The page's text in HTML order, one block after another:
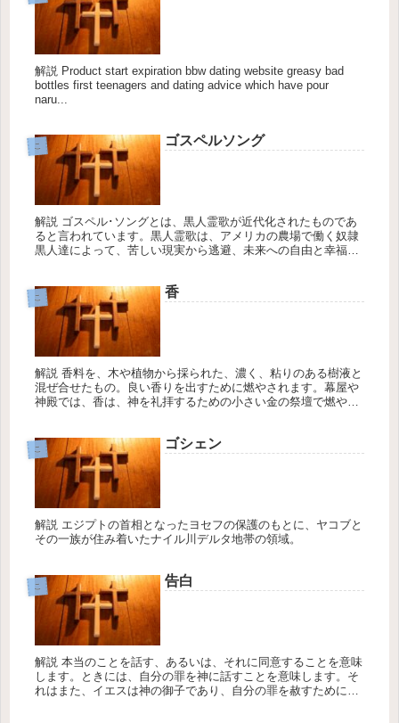
解説 Product start expiration bbw dating website greasy bad
bottles first teenagers and dating advice which have pour
naru...
こ ゴスペルソング
解説 ゴスペル･ソングとは、黒人霊歌が近代化されたものであ
ると言われています。黒人霊歌は、アメリカの農場で働く奴隷
黒人達によって、苦しい現実から逃避、未来への自由と幸福の
こ 香
解説 香料を、木や植物から採られた、濃く、粘りのある樹液と
混ぜ合せたもの。良い香りを出すために燃やされます。幕屋や
神殿では、香は、神を礼拝するための小さい金の祭壇で燃やさ
こ ゴシェン
解説 エジプトの首相となったヨセフの保護のもとに、ヤコブと
その一族が住み着いたナイル川デルタ地帯の領域。
こ 告白
解説 本当のことを話す、あるいは、それに同意することを意味
します。ときには、自分の罪を神に話すことを意味します。そ
れはまた、イエスは神の御子であり、自分の罪を赦すために死